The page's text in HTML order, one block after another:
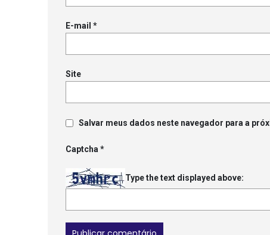
E-mail *
Site
Salvar meus dados neste navegador para a
Captcha*
Type the text displayed above: